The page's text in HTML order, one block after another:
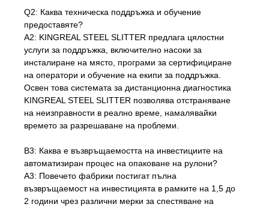
Q2: Каква техническа поддръжка и обучение
предоставяте?
A2: KINGREAL STEEL SLITTER предлага цялостни
услуги за поддръжка, включително насоки за
инсталиране на място, програми за сертифициране
на оператори и обучение на екипи за поддръжка.
Освен това системата за дистанционна диагностика
KINGREAL STEEL SLITTER позволява отстраняване
на неизправности в реално време, намалявайки
времето за разрешаване на проблеми.
В3: Каква е възвръщаемостта на инвестициите на
автоматизиран процес на опаковане на рулони?
A3: Повечето фабрики постигат пълна
възвръщаемост на инвестицията в рамките на 1,5 до
2 години чрез различни мерки за спестяване на